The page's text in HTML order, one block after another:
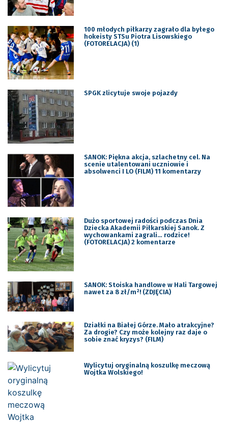
100 młodych piłkarzy zagrało dla byłego
hokeisty STSu Piotra Lisowskiego
(FOTORELACJA) (1)
SPGK zlicytuje swoje pojazdy
SANOK: Piękna akcja, szlachetny cel. Na
scenie utalentowani uczniowie i
absolwenci I LO (FILM) 11 komentarzy
Dużo sportowej radości podczas Dnia
Dziecka Akademii Piłkarskiej Sanok. Z
wychowankami zagrali… rodzice!
(FOTORELACJA) 2 komentarze
SANOK: Stoiska handlowe w Hali Targowej
nawet za 8 zł/m²! (ZDJĘCIA)
Działki na Białej Górze. Mało atrakcyjne?
Za drogie? Czy może kolejny raz daje o
sobie znać kryzys? (FILM)
Wylicytuj oryginalną koszulkę meczową
Wojtka Wolskiego!